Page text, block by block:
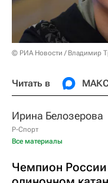
© РИА Новости / Владимир
Читать в
Ирина Белозерова
Р-Спорт
Все материалы
Чемпион